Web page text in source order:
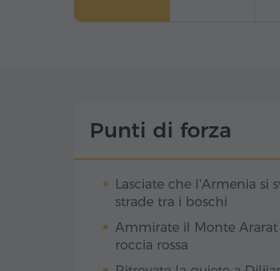
Punti di forza
Lasciate che l'Armenia si
strade tra i boschi
Ammirate il Monte
roccia rossa